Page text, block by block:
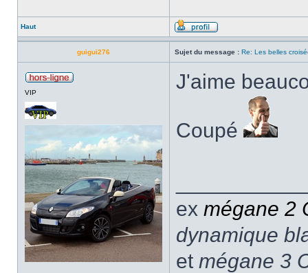
Haut
guigui276 Sujet du message : Re: Les belles
VIP J'aime
Coupé
ex mégane 2
dynamique
et mégane 3